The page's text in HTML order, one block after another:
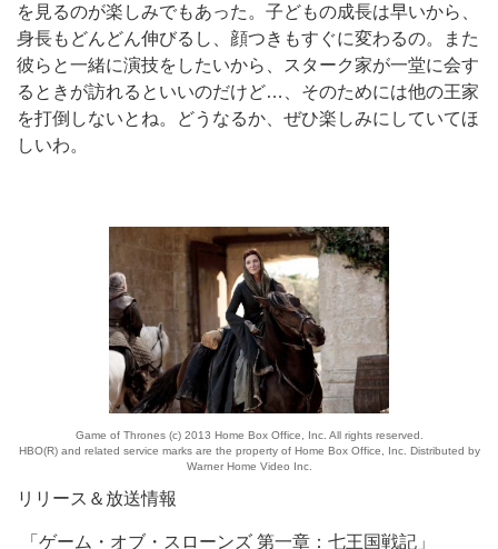
を見るのが楽しみでもあった。子どもの成長は早いから、
身長もどんどん伸びるし、顔つきもすぐに変わるの。また
彼らと一緒に演技をしたいから、スターク家が一堂に会す
るときが訪れるといいのだけど…、そのためには他の王家
を打倒しないとね。どうなるか、ぜひ楽しみにしていてほ
しいわ。
Game of Thrones (c) 2013 Home Box Office, Inc. All rights reserved.
HBO(R) and related service marks are the property of Home Box Office, Inc. Distributed by
Warner Home Video Inc.
リリース＆放送情報
「ゲーム・オブ・スローンズ 第一章：七王国戦記」